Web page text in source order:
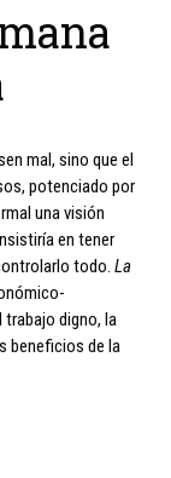
mal, sino que el
potenciado por
una visión
en tener
todo. La
digno, la
beneficios de la